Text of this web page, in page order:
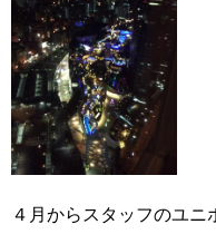
４月からスタッフのユニ